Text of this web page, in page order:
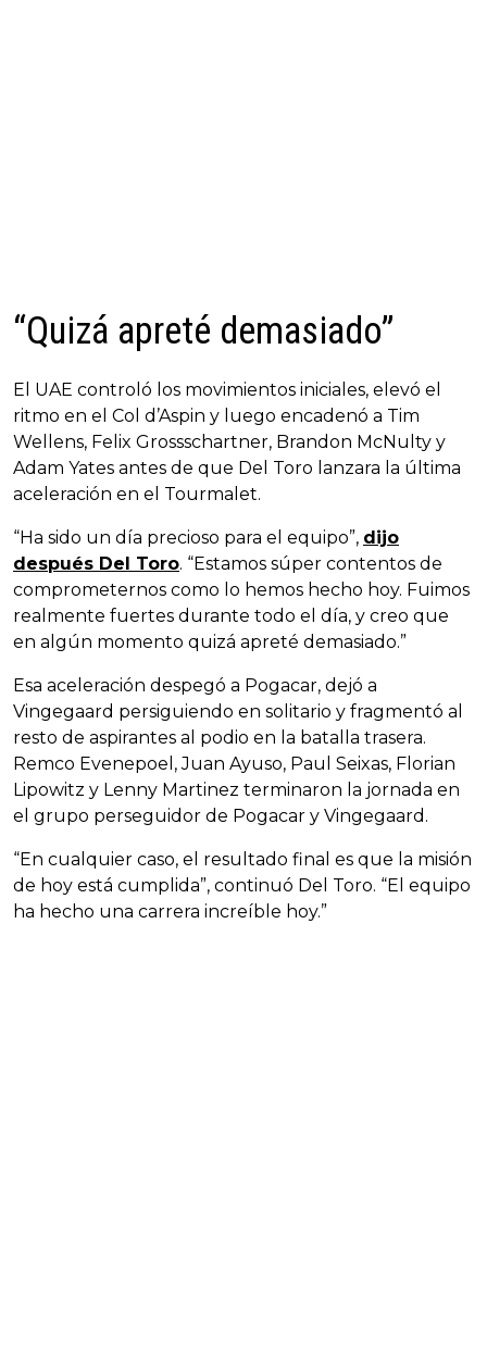
“Quizá apreté demasiado”
El UAE controló los movimientos iniciales, elevó el
ritmo en el Col d’Aspin y luego encadenó a Tim
Wellens, Felix Grossschartner, Brandon McNulty y
Adam Yates antes de que Del Toro lanzara la última
aceleración en el Tourmalet.
“Ha sido un día precioso para el equipo”, dijo
después Del Toro. “Estamos súper contentos de
comprometernos como lo hemos hecho hoy. Fuimos
realmente fuertes durante todo el día, y creo que
en algún momento quizá apreté demasiado.”
Esa aceleración despegó a Pogacar, dejó a
Vingegaard persiguiendo en solitario y fragmentó al
resto de aspirantes al podio en la batalla trasera.
Remco Evenepoel, Juan Ayuso, Paul Seixas, Florian
Lipowitz y Lenny Martinez terminaron la jornada en
el grupo perseguidor de Pogacar y Vingegaard.
“En cualquier caso, el resultado final es que la misión
de hoy está cumplida”, continuó Del Toro. “El equipo
ha hecho una carrera increíble hoy.”